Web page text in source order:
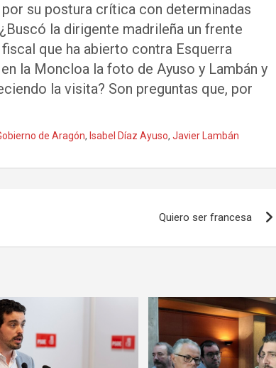
su postura crítica con determinadas
la dirigente madrileña un frente
que ha abierto contra Esquerra
la Moncloa la foto de Ayuso y Lambán y
la visita? Son preguntas que, por
de Aragón, Isabel Díaz Ayuso, Javier Lambán
Quiero ser francesa